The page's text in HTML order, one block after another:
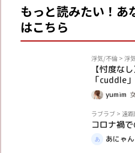
もっと読みたい！あ
はこちら
浮気/不倫 > 浮
【忖度な
「cuddle
yumim
ラブラブ > 遠
コロナ禍
あにゃん